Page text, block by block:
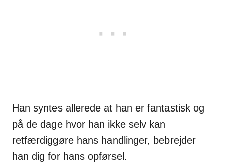
Han syntes allerede at han er fantastisk og
på de dage hvor han ikke selv kan
retfærdiggøre hans handlinger, bebrejder
han dig for hans opførsel.